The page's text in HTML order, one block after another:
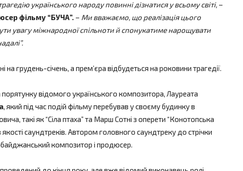
українського народу повинні дізнатися у всьому світі, –
фільму “БУЧА”. – Ми вважаємо, що реалізація цього
увагу міжнародної спільноти й спонукатиме нарощувати
на грудень-січень, а премʼєра відбудеться на роковини трагедії.
відомого українського композитора, Лауреата
, який під час подій фільму перебував у своєму будинку в
такі як “Сіла птаха” та Марш Сотні з оперети “Конотопська
якості саундтреків. Автором головного саундтреку до стрічки
композитор і продюсер.